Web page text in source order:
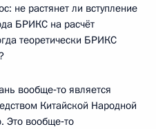
не растянет ли вступление
БРИКС на расчёт
теоретически БРИКС
вообще‑то является
Китайской Народной
Это вообще‑то